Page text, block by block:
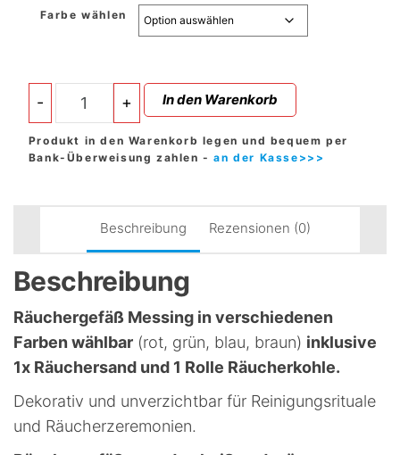
Farbe wählen
-
Räuchergefäß
Messing
inklusive
Räuchersand
und
+ In den Warenkorb
Produkt in den Warenkorb legen und bequem per
Bank-Überweisung zahlen -an der Kasse>>>
Beschreibung Rezensionen (0)
Beschreibung
Räuchergefäß Messing in verschiedenen
Farben wählbar (rot, grün, blau, braun) inklusive
1x Räuchersand und 1 Rolle Räucherkohle.
Dekorativ und unverzichtbar für Reinigungsrituale
und Räucherzeremonien.